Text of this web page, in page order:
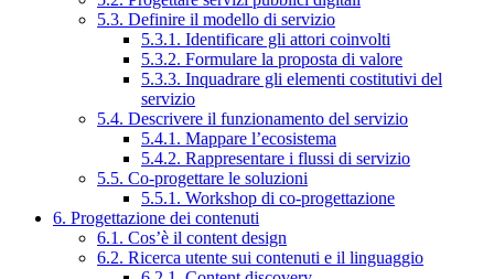
5.3. Definire il modello di servizio
5.3.1. Identificare gli attori coinvolti
5.3.2. Formulare la proposta di valore
5.3.3. Inquadrare gli elementi costitutivi del
servizio
5.4. Descrivere il funzionamento del servizio
5.4.1. Mappare l’ecosistema
5.4.2. Rappresentare i flussi di servizio
5.5. Co-progettare le soluzioni
5.5.1. Workshop di co-progettazione
6. Progettazione dei contenuti
6.1. Cos’è il content design
6.2. Ricerca utente sui contenuti e il linguaggio